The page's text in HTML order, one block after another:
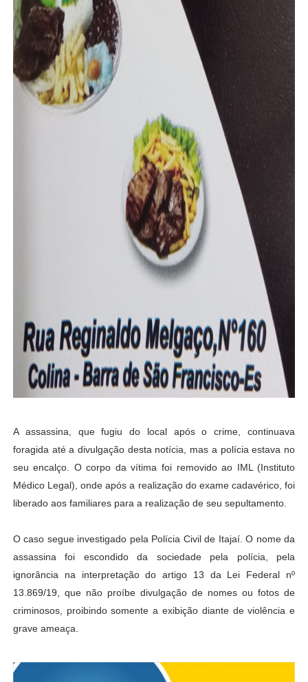
A assassina, que fugiu do local após o crime, continuava
foragida até a divulgação desta notícia, mas a polícia estava no
seu encalço. O corpo da vítima foi removido ao IML (Instituto
Médico Legal), onde após a realização do exame cadavérico, foi
liberado aos familiares para a realização de seu sepultamento.
O caso segue investigado pela Polícia Civil de Itajaí.O nome da
assassina foi escondido da sociedade pela polícia, pela
ignorância na interpretação do artigo 13 da Lei Federal nº
13.869/19, que não proíbe divulgação de nomes ou fotos de
criminosos, proibindo somente a exibição diante de violência e
grave ameaça.